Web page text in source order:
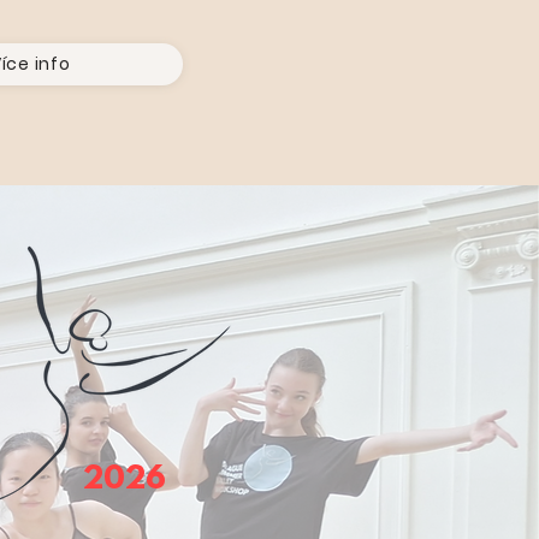
info
2026